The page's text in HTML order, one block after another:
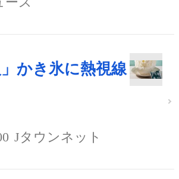
」かき氷に熱視線
Jタウンネット